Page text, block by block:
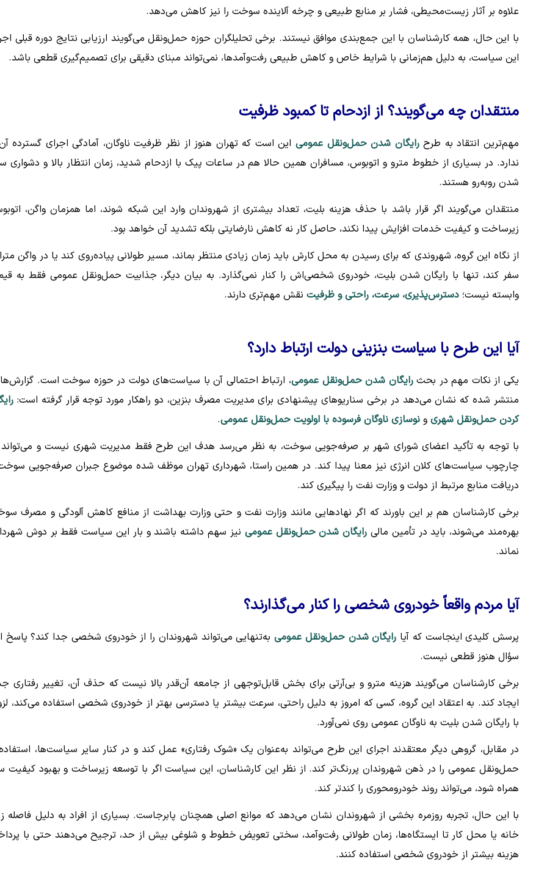
علاوه بر آثار زیست‌محیطی، فشار بر منابع طبیعی و چرخه آلاینده سوخت را نیز کاهش می‌دهد.
با این حال، همه کارشناسان با این جمع‌بندی موافق نیستند. برخی تحلیلگران حوزه حمل‌ونقل می‌گویند ارزیابی نتایج دوره قبلی
این سیاست، به دلیل هم‌زمانی با شرایط خاص و کاهش طبیعی رفت‌وآمدها، نمی‌تواند مبنای دقیقی برای تصمیم‌گیری قطعی باشد.
منتقدان چه می‌گویند؟ از ازدحام تا کمبود ظرفیت
مهم‌ترین انتقاد به طرحرایگان شدن حمل‌ونقل عمومی این است که تهران هنوز از نظر ظرفیت ناوگان، آمادگی اجرای گسترده
ندارد. در بسیاری از خطوط مترو و اتوبوس، مسافران همین حالا هم در ساعات پیک با ازدحام شدید، زمان انتظار بالا و دشواری
شدن روبه‌رو هستند.
منتقدان می‌گویند اگر قرار باشد با حذف هزینه بلیت، تعداد بیشتری از شهروندان وارد این شبکه شوند، اما همزمان واگن،
زیرساخت و کیفیت خدمات افزایش پیدا نکند، حاصل کار نه کاهش نارضایتی بلکه تشدید آن خواهد بود.
از نگاه این گروه، شهروندی که برای رسیدن به محل کارش باید زمان زیادی منتظر بماند، مسیر طولانی پیاده‌روی کند یا در واگن
سفر کند، تنها با رایگان شدن بلیت، خودروی شخصی‌اش را کنار نمی‌گذارد. به بیان دیگر، جذابیت حمل‌ونقل عمومی فقط به
وابسته نیست؛ دسترس‌پذیری، سرعت، راحتی و ظرفیت نقش مهم‌تری دارند.
آیا این طرح با سیاست بنزینی دولت ارتباط دارد؟
یکی از نکات مهم در بحثرایگان شدن حمل‌ونقل عمومی، ارتباط احتمالی آن با سیاست‌های دولت در حوزه سوخت است.
منتشر شده که نشان می‌دهد در برخی سناریوهای پیشنهادی برای مدیریت مصرف بنزین، دو راهکار مورد توجه قرار گرفته است:
کردن حمل‌ونقل شهری و نوسازی ناوگان فرسوده با اولویت حمل‌ونقل عمومی.
با توجه به تأکید اعضای شورای شهر بر صرفه‌جویی سوخت، به نظر می‌رسد هدف این طرح فقط مدیریت شهری نیست و می‌تواند
چارچوب سیاست‌های کلان انرژی نیز معنا پیدا کند. در همین راستا، شهرداری تهران موظف شده موضوع جبران صرفه‌جویی
دریافت منابع مرتبط از دولت و وزارت نفت را پیگیری کند.
برخی کارشناسان هم بر این باورند که اگر نهادهایی مانند وزارت نفت و حتی وزارت بهداشت از منافع کاهش آلودگی و مصرف
بهره‌مند می‌شوند، باید در تأمین مالی رایگان شدن حمل‌ونقل عمومی نیز سهم داشته باشند و بار این سیاست فقط بر دوش
نماند.
آیا مردم واقعاً خودروی شخصی را کنار می‌گذارند؟
پرسش کلیدی اینجاست که آیا رایگان شدن حمل‌ونقل عمومیبه‌تنهایی می‌تواند شهروندان را از خودروی شخصی جدا کند؟ پاسخ
سؤال هنوز قطعی نیست.
برخی کارشناسان می‌گویند هزینه مترو و بی‌آر‌تی برای بخش قابل‌توجهی از جامعه آن‌قدر بالا نیست که حذف آن، تغییر رفتاری
ایجاد کند. به اعتقاد این گروه، کسی که امروز به دلیل راحتی، سرعت بیشتر یا دسترسی بهتر از خودروی شخصی استفاده می‌کند،
با رایگان شدن بلیت به ناوگان عمومی روی نمی‌آورد.
در مقابل، گروهی دیگر معتقدند اجرای این طرح می‌تواند به‌عنوان یک «شوک رفتاری» عمل کند و در کنار سایر سیاست‌ها،
حمل‌ونقل عمومی را در ذهن شهروندان پررنگ‌تر کند. از نظر این کارشناسان، این سیاست اگر با توسعه زیرساخت و بهبود کیفیت
همراه شود، می‌تواند روند خودرومحوری را کندتر کند.
با این حال، تجربه روزمره بخشی از شهروندان نشان می‌دهد که موانع اصلی همچنان پابرجاست. بسیاری از افراد به دلیل فاصله
خانه یا محل کار تا ایستگاه‌ها، زمان طولانی رفت‌وآمد، سختی تعویض خطوط و شلوغی بیش از حد، ترجیح می‌دهند حتی با
هزینه بیشتر از خودروی شخصی استفاده کنند.